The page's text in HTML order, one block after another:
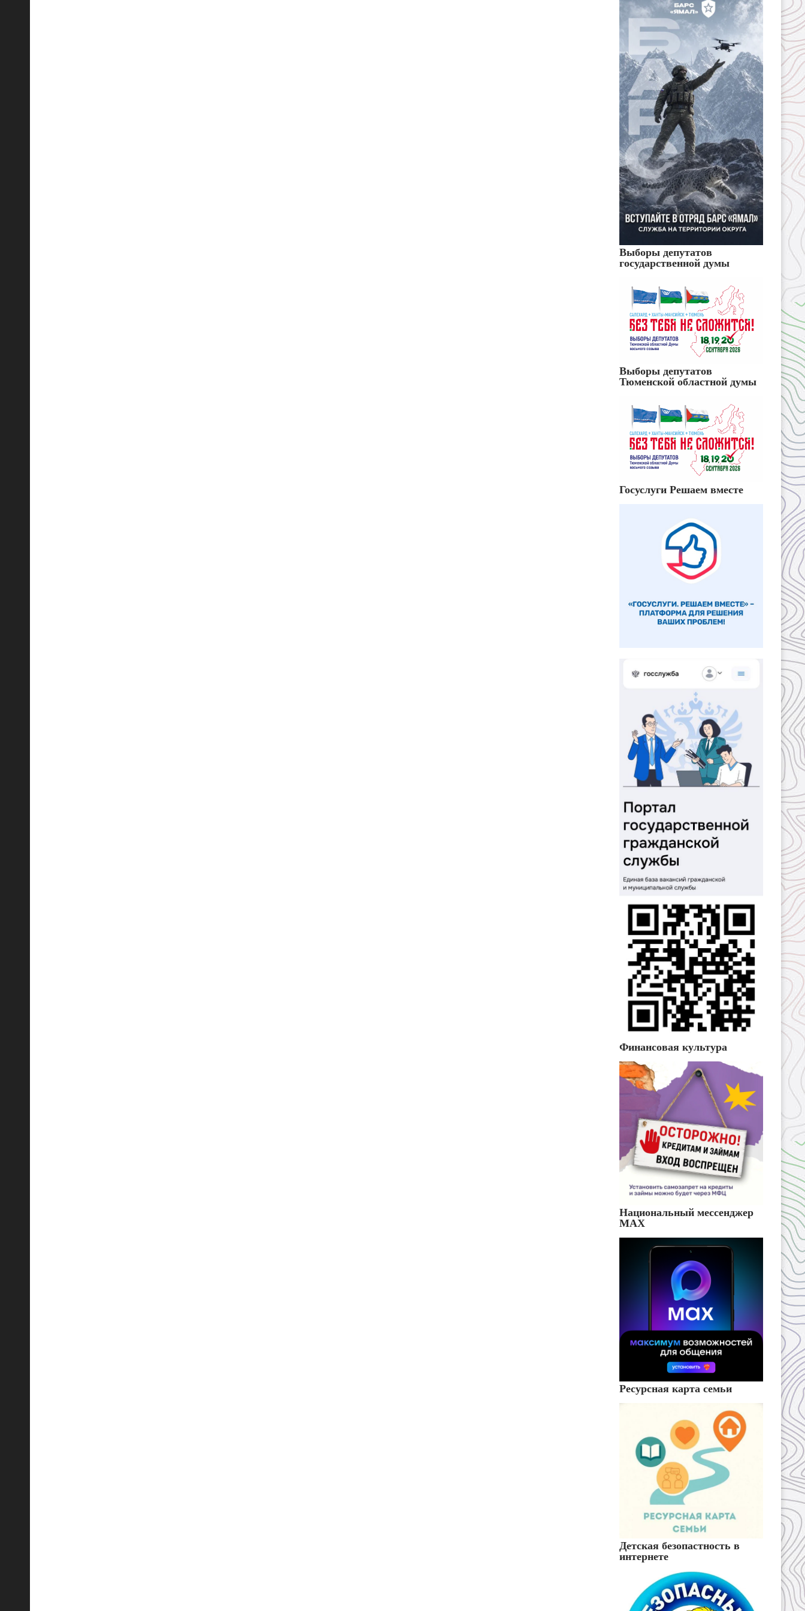
Выборы депутатов
государственной думы
Выборы депутатов
Тюменской областной думы
Госуслуги Решаем вместе
Финансовая культура
Национальный мессенджер
MAX
Ресурсная карта семьи
Детская безопастность в
интернете